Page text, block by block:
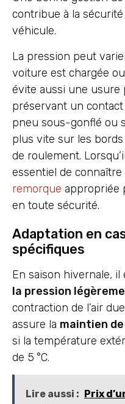
contribue à la
véhicule.
La pression peut
voiture est chargée
évite aussi une usure
préservant un
pneu sous-gonflé ou
plus vite sur les
de roulement.
essentiel de connaître
remorque appropriée
en toute sécurité.
Adaptation en
spécifiques
En saison hivernale, il
la pression
contraction de l’air
assure la maintien
si la température
de 5 °C.
Lire aussi :
Prix